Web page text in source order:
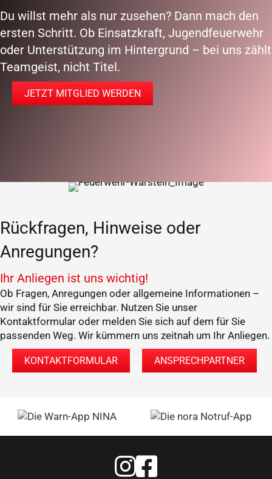
Du willst mehr als nur zusehen? Dann mach den
ersten Schritt. Ob Einsatzkraft, Jugendfeuerwehr
oder Unterstützung im Hintergrund – bei uns zählt
Teamgeist, nicht Titel.
JETZT MITGLIED WERDEN
Rückfragen, Hinweise oder
Anregungen?
Ihr Anliegen ist uns wichtig!
Ob Fragen, Anregungen oder allgemeine Informationen –
wir sind für Sie erreichbar. Nutzen Sie unser
Kontaktformular oder melden Sie sich auf dem für Sie
passenden Weg. Wir kümmern uns zeitnah um Ihr Anliegen.
KONTAKTFORMULAR ANSPRECHPARTNER
Feuerwehr Warstein Instagram
Feuerwehr Warstein